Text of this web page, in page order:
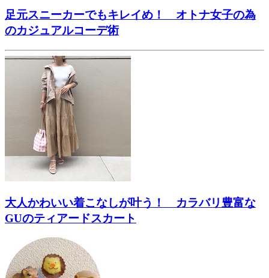
足元スニーカーでもキレイめ！ オトナ女子の為
のカジュアルコーデ術
大人かわいい着こなしが叶う！ カラバリ豊富な
GUのティアードスカート